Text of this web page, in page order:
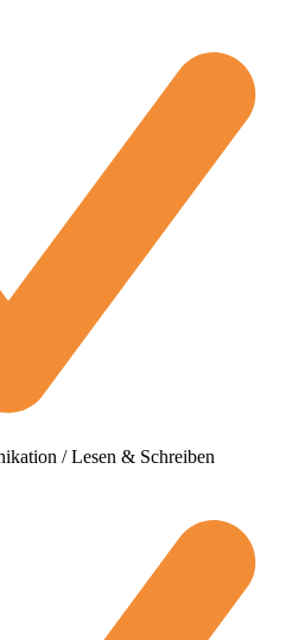
/ Lesen & Schreiben